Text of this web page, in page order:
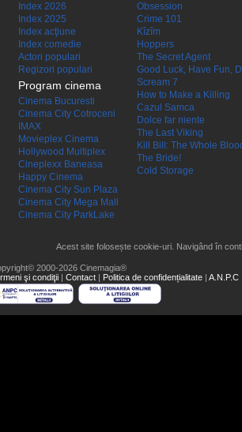
Index 2026
Index 2025
Index acţiune
Index comedie
Actori populari
Regizori populari
Program cinema
Cinema Bucuresti
Cinema City Cotroceni
IMAX
Movieplex Cinema
Hollywood Multiplex
Cineplexx Baneasa
Happy Cinema
Cinema City Sun Plaza
Cinema City Mega Mall
Cinema City ParkLake
Obsession
Crime 101
Kîzîm
Hoppers
The Secret Agent
Good Luck, Have Fun,
Scream 7
How to Make a Killing
Cazul Samca
Dolce far niente
The Last Viking
Kill Bill: The Whole
The Bride!
Cold Storage
Acest site folosește cookie-uri. Navigând în
2000-2026 Cinemagia®
şi condiţii | Contact | Politica de confidențialitate | A.N.P.C